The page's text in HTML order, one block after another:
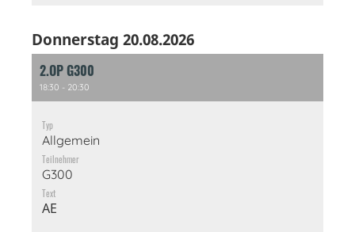
Donnerstag 20.08.2026
2.OP G300
18:30 - 20:30
Typ
Allgemein
Teilnehmer
G300
Text
AE